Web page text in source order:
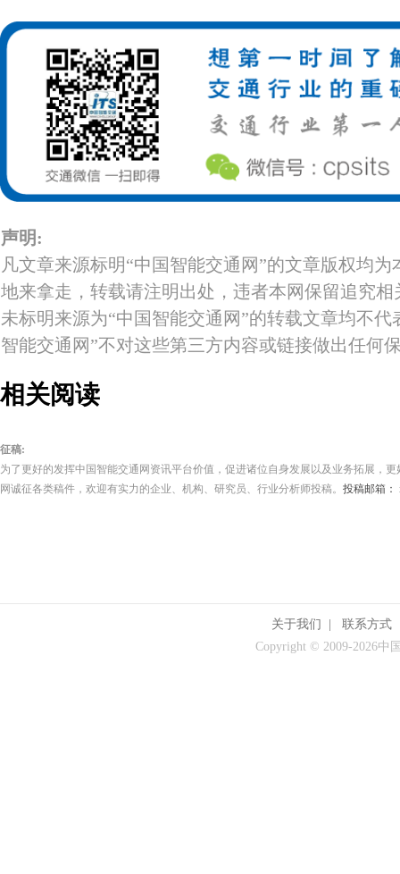
声明:
凡文章来源标明“中国智能交通网”的文章版权均
地来拿走，转载请注明出处，违者本网保留追究
未标明来源为“中国智能交通网”的转载文章均不
智能交通网”不对这些第三方内容或链接做出任何
相关阅读
征稿:
为了更好的发挥中国智能交通网资讯平台价值，促进诸位自身发展以及业务拓展，
网诚征各类稿件，欢迎有实力的企业、机构、研究员、行业分析师投稿。 投稿邮箱：
关于我们 |联系方式
Copyright © 2009-2026中